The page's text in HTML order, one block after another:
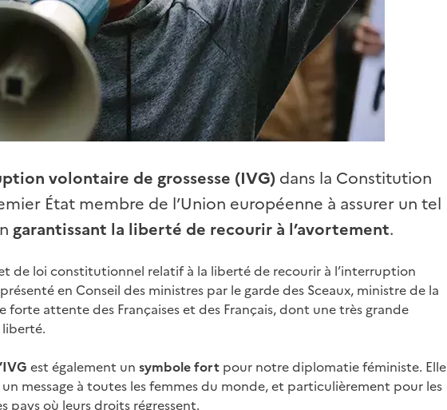
volontaire de grossesse (IVG)dans la Constitution
État membre de l’Union européenne à assurer un tel
garantissant la liberté de recourir à l’avortement.
de loi constitutionnel relatif à la liberté de recourir à l’interruption
en Conseil des ministres par le garde des Sceaux, ministre de la
forte attente des Françaises et des Français, dont une très grande
est également un symbole fort pour notre diplomatie féministe. Elle
message à toutes les femmes du monde, et particulièrement pour les
pays où leurs droits régressent.